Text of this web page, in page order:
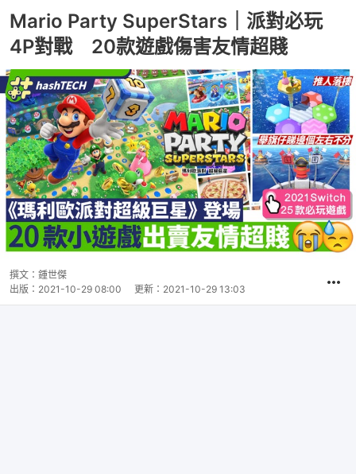
Mario Party SuperStars｜派對必玩
4P對戰 20款遊戲傷害友情超賤
撰文： 鍾世傑
出版： 2021-10-29 08:00 更新： 2021-10-29 13:03